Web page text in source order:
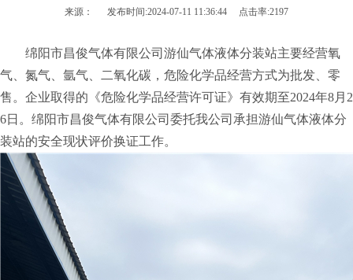
来源： 发布时间:2024-07-11 11:36:44 点击率:2197
绵阳市昌俊气体有限公司游仙气体液体分装站主要经营氧
气、氮气、氩气、二氧化碳，危险化学品经营方式为批发、零
售。企业取得的《危险化学品经营许可证》有效期至2024年8月2
6日。绵阳市昌俊气体有限公司委托我公司承担游仙气体液体分
装站的安全现状评价换证工作。